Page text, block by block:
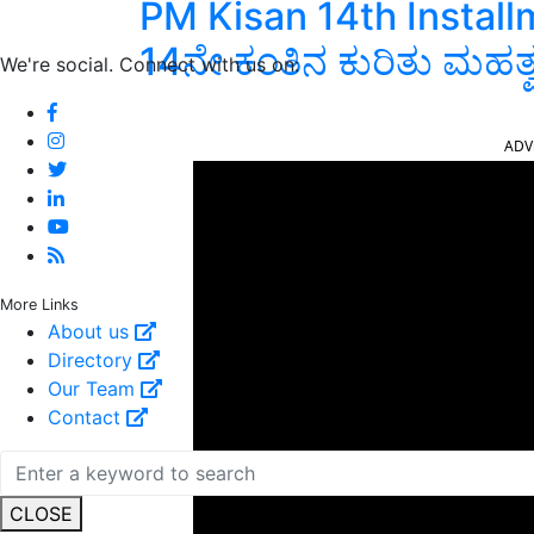
We're social. Connect with us on:
More Links
About us
Directory
Our Team
Contact
CLOSE
PM Kisan 14th
14ನೇ ಕಂತಿನ ಕುರಿತು